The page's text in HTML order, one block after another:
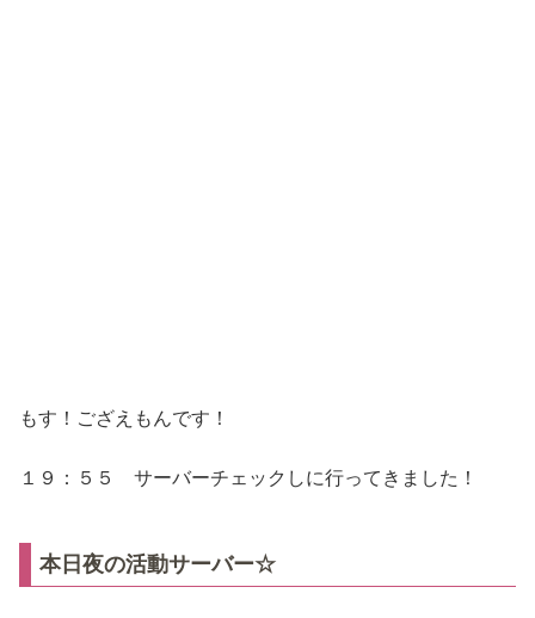
もす！ござえもんです！
１９：５５ サーバーチェックしに行ってきました！
本日夜の活動サーバー☆